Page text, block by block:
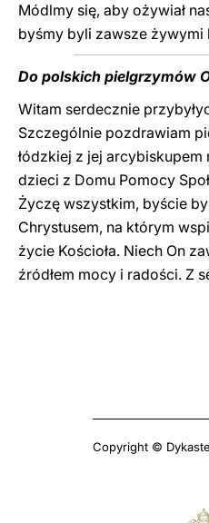
Módlmy się, aby ożywiał
byśmy byli zawsze żywymi
Do polskich pielgrzymów
Witam serdecznie
Szczególnie pozdrawiam
łódzkiej z jej
dzieci z Domu Pomocy
Życzę wszystkim, byście
Chrystusem, na którym
życie Kościoła. Niech On
źródłem mocy i radości. Z
Copyright ©